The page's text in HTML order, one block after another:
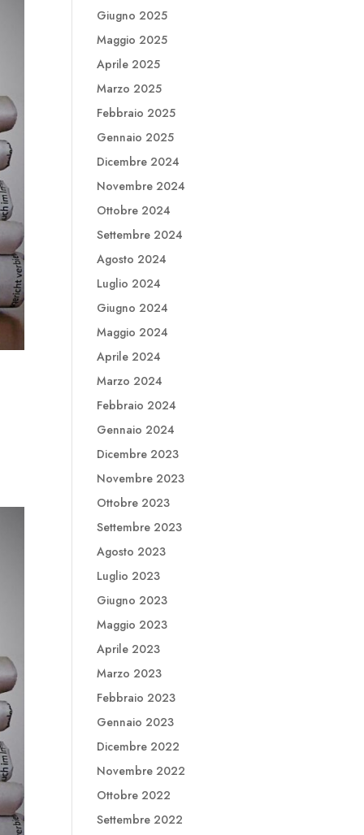
Giugno 2025
Maggio 2025
Aprile 2025
Marzo 2025
Febbraio 2025
Gennaio 2025
Dicembre 2024
Novembre 2024
Ottobre 2024
Settembre 2024
Agosto 2024
Luglio 2024
Giugno 2024
Maggio 2024
Aprile 2024
Marzo 2024
Febbraio 2024
Gennaio 2024
Dicembre 2023
Novembre 2023
Ottobre 2023
Settembre 2023
Agosto 2023
Luglio 2023
Giugno 2023
Maggio 2023
Aprile 2023
Marzo 2023
Febbraio 2023
Gennaio 2023
Dicembre 2022
Novembre 2022
Ottobre 2022
Settembre 2022